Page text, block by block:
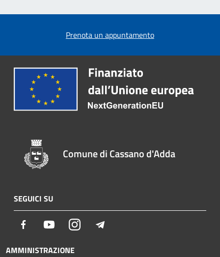
Prenota un appuntamento
Comune di Cassano d'Adda
SEGUICI SU
Facebook YoutubeInstagram
AMMINISTRAZIONE